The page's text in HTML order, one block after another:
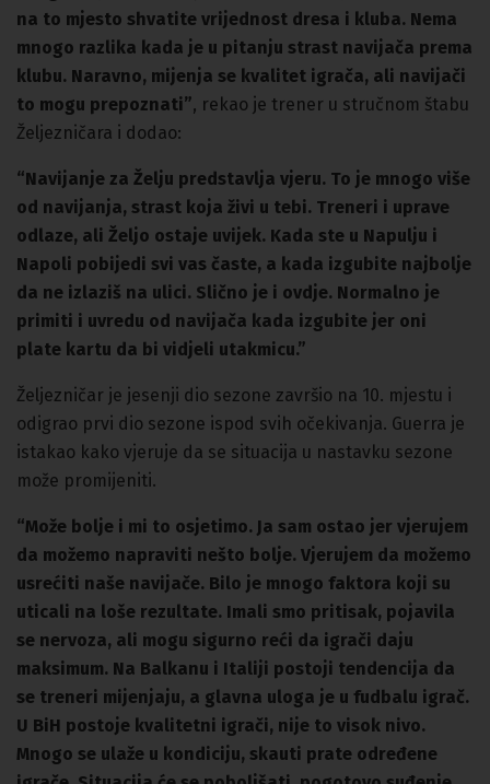
na to mjesto shvatite vrijednost dresa i kluba. Nema
mnogo razlika kada je u pitanju strast navijača prema
klubu. Naravno, mijenja se kvalitet igrača, ali navijači
to mogu prepoznati”, rekao je trener u stručnom štabu
Željezničara i dodao:
“Navijanje za Želju predstavlja vjeru. To je mnogo više
od navijanja, strast koja živi u tebi. Treneri i uprave
odlaze, ali Željo ostaje uvijek. Kada ste u Napulju i
Napoli pobijedi svi vas časte, a kada izgubite najbolje
da ne izlaziš na ulici. Slično je i ovdje. Normalno je
primiti i uvredu od navijača kada izgubite jer oni
plate kartu da bi vidjeli utakmicu.”
Željezničar je jesenji dio sezone završio na 10. mjestu i
odigrao prvi dio sezone ispod svih očekivanja. Guerra je
istakao kako vjeruje da se situacija u nastavku sezone
može promijeniti.
“Može bolje i mi to osjetimo. Ja sam ostao jer vjerujem
da možemo napraviti nešto bolje. Vjerujem da možemo
usrećiti naše navijače. Bilo je mnogo faktora koji su
uticali na loše rezultate. Imali smo pritisak, pojavila
se nervoza, ali mogu sigurno reći da igrači daju
maksimum. Na Balkanu i Italiji postoji tendencija da
se treneri mijenjaju, a glavna uloga je u fudbalu igrač.
U BiH postoje kvalitetni igrači, nije to visok nivo.
Mnogo se ulaže u kondiciju, skauti prate određene